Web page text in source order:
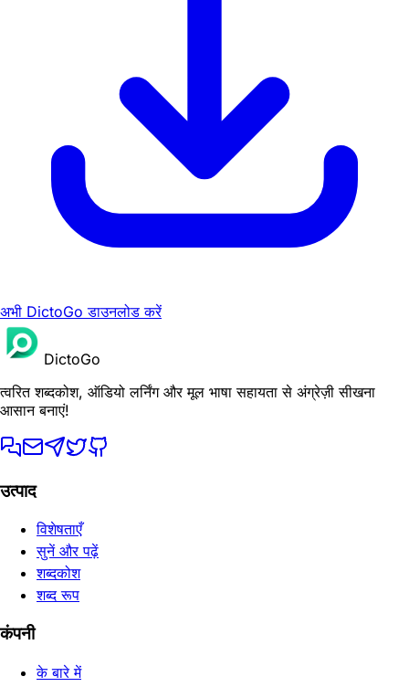
अभी DictoGo डाउनलोड करें
DictoGo
त्वरित शब्दकोश, ऑडियो लर्निंग और मूल भाषा सहायता से अंग्रेज़ी सीखना
आसान बनाएं!
उत्पाद
विशेषताएँ
सुनें और पढ़ें
शब्दकोश
शब्द रूप
कंपनी
के बारे में